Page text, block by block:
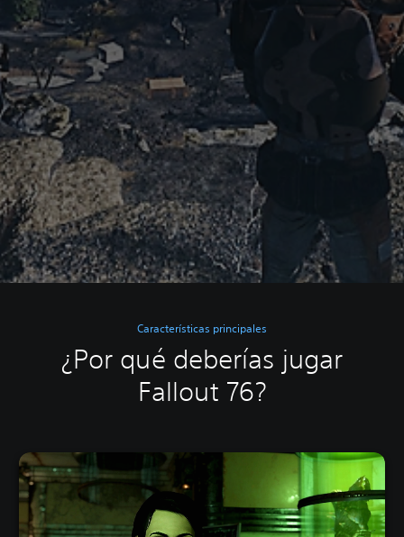
Características principales
¿Por qué deberías jugar
Fallout 76?